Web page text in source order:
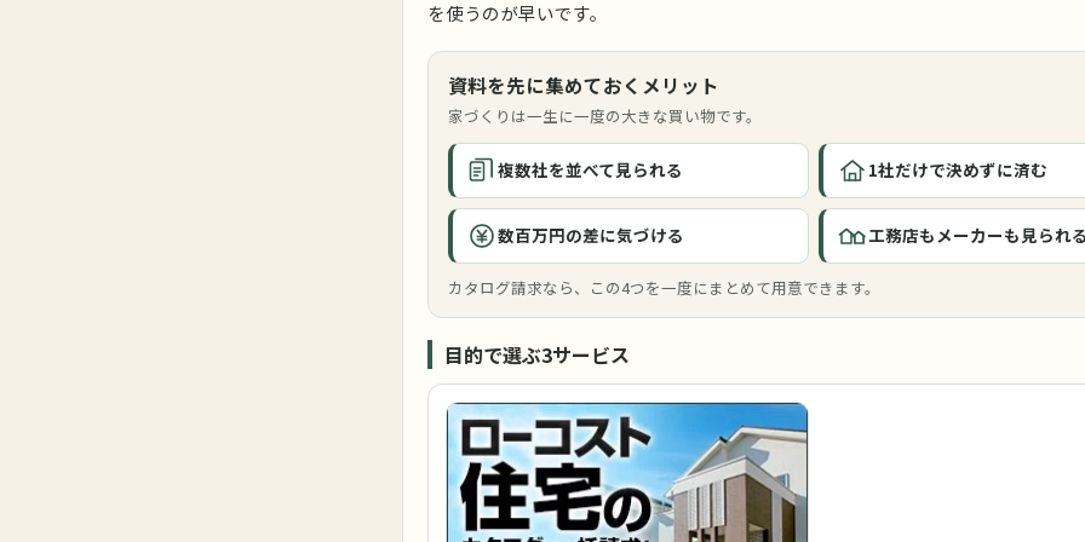
を使うのが早いです。
資料を先に集めておくメリット
家づくりは一生に一度の大きな買い物です。
複数社を並べて見られる 1社だけで決めずに済む
数百万円の差に気づける 工務店もメーカーも見られ
カタログ請求なら、この4つを一度にまとめて用意できます。
目的で選ぶ3サービス